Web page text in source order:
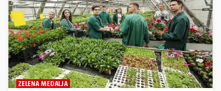
ZELENA MEDALJA